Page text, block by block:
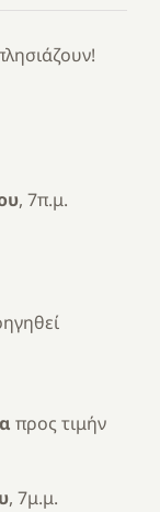
, 7π.μ.
προς τιμήν
, 7μ.μ.